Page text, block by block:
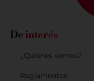
De interés
¿Quiénes somos?
Reglamentos